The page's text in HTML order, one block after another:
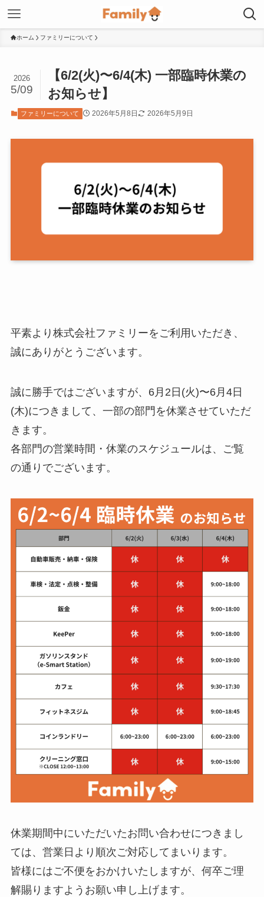
ホーム ファミリーについて
【6/2(火)〜6/4(木) 一部臨時休業の
お知らせ】
2026
5/09
ファミリーについて 2026年5月8日 2026年5月9日
平素より株式会社ファミリーをご利用いただき、
誠にありがとうございます。
誠に勝手ではございますが、6月2日(火)〜6月4日
(木)につきまして、一部の部門を休業させていただ
きます。
各部門の営業時間・休業のスケジュールは、ご覧
の通りでございます。
休業期間中にいただいたお問い合わせにつきまし
ては、営業日より順次ご対応してまいります。
皆様にはご不便をおかけいたしますが、何卒ご理
解賜りますようお願い申し上げます。